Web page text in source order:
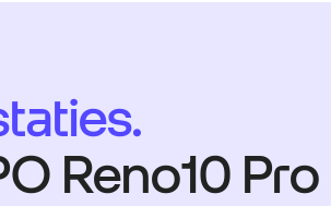
Reno10 Pro